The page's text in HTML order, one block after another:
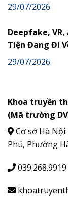
29/07/2026
Deepfake,
Tiện Đang Đi
29/07/2026
Khoa truyền
(Mã trường
Cơ sở Hà
Phú, Phường
039.268.9919